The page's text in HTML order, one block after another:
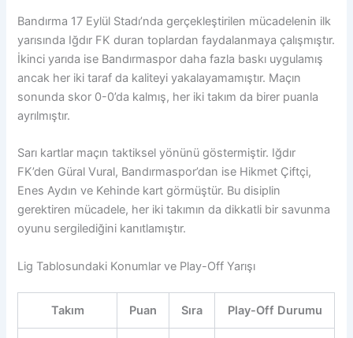
Bandırma 17 Eylül Stadı’nda gerçekleştirilen mücadelenin ilk
yarısında Iğdır FK duran toplardan faydalanmaya çalışmıştır.
İkinci yarıda ise Bandırmaspor daha fazla baskı uygulamış
ancak her iki taraf da kaliteyi yakalayamamıştır. Maçın
sonunda skor 0-0’da kalmış, her iki takım da birer puanla
ayrılmıştır.
Sarı kartlar maçın taktiksel yönünü göstermiştir. Iğdır
FK’den Güral Vural, Bandırmaspor’dan ise Hikmet Çiftçi,
Enes Aydın ve Kehinde kart görmüştür. Bu disiplin
gerektiren mücadele, her iki takımın da dikkatli bir savunma
oyunu sergilediğini kanıtlamıştır.
Lig Tablosundaki Konumlar ve Play-Off Yarışı
Takım Puan Sıra Play-Off Durumu